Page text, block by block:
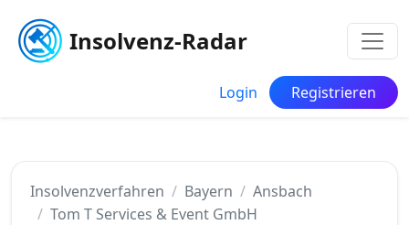
Insolvenz-Radar
Login Registrieren
Insolvenzverfahren Bayern
Ansbach
Tom T Services & Event GmbH